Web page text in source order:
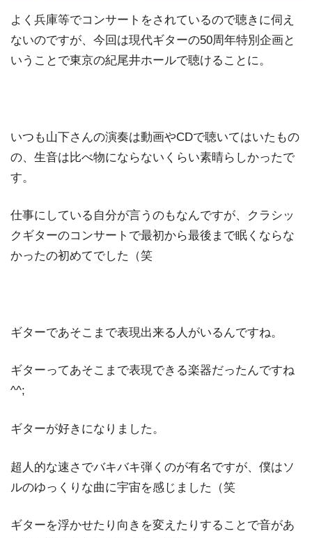
よく兵庫等でコンサートをされているので聴きに伺え
ないのですが、今回は現代ギターの50周年特別企画と
いうことで東京の紀尾井ホールで聴けることに。
いつも山下さんの演奏は動画やCDで聴いてはいたもの
の、生音は比べ物にならないくらい素晴らしかったで
す。
仕事にしている自分が言うのもなんですが、クラシッ
クギターのコンサートで最初から最後まで眠くならな
かったの初めてでした（笑
ギターであそこまで表現出来る人がいるんですね。
ギターってあそこまで表現できる楽器だったんですね
^^;
ギターが好きになりました。
超人的な速さでバキバキ弾くのが有名ですが、僕はソ
ルのゆっくりな曲に宇宙を感じました（笑
ギターを浮かせたり向きを変えたりすることで音があ